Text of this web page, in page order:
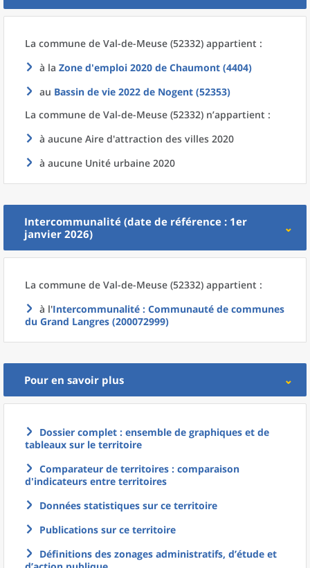
La commune de Val-de-Meuse (52332) appartient :
à la Zone d'emploi 2020 de Chaumont (4404)
au Bassin de vie 2022 de Nogent (52353)
La commune de Val-de-Meuse (52332) n’appartient :
à aucune Aire d'attraction des villes 2020
à aucune Unité urbaine 2020
Intercommunalité (date de référence : 1er
janvier 2026)
La commune de Val-de-Meuse (52332) appartient :
à l'Intercommunalité : Communauté de communes
du Grand Langres (200072999)
Pour en savoir plus
Dossier complet : ensemble de graphiques et de
tableaux sur le territoire
Comparateur de territoires : comparaison
d'indicateurs entre territoires
Données statistiques sur ce territoire
Publications sur ce territoire
Définitions des zonages administratifs, d’étude et